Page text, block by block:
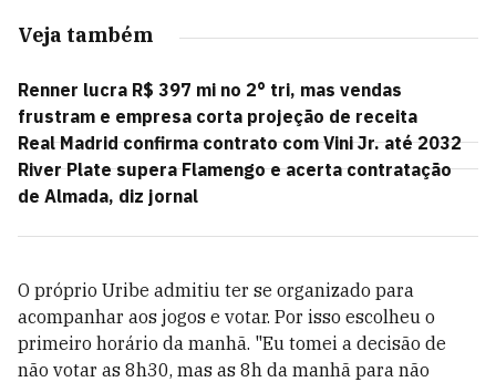
Veja também
Renner lucra R$ 397 mi no 2° tri, mas vendas
frustram e empresa corta projeção de receita
Real Madrid confirma contrato com Vini Jr. até 2032
River Plate supera Flamengo e acerta contratação
de Almada, diz jornal
O próprio Uribe admitiu ter se organizado para
acompanhar aos jogos e votar. Por isso escolheu o
primeiro horário da manhã. "Eu tomei a decisão de
não votar as 8h30, mas as 8h da manhã para não